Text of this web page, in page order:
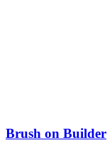
Brush on Builder